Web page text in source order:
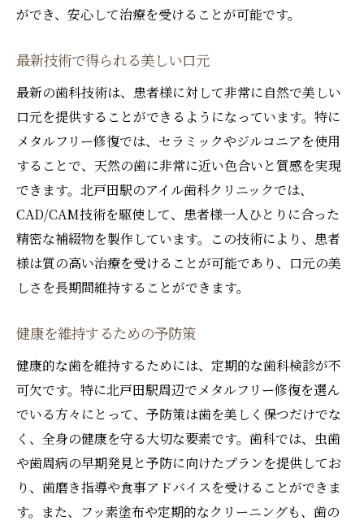
ができ、安心して治療を受けることが可能です。
最新技術で得られる美しい口元
最新の歯科技術は、患者様に対して非常に自然で美しい
口元を提供することができるようになっています。特に
メタルフリー修復では、セラミックやジルコニアを使用
することで、天然の歯に非常に近い色合いと質感を実現
できます。北戸田駅のアイル歯科クリニックでは、
CAD/CAM技術を駆使して、患者様一人ひとりに合った
精密な補綴物を製作しています。この技術により、患者
様は質の高い治療を受けることが可能であり、口元の美
しさを長期間維持することができます。
健康を維持するための予防策
健康的な歯を維持するためには、定期的な歯科検診が不
可欠です。特に北戸田駅周辺でメタルフリー修復を選ん
でいる方々にとって、予防策は歯を美しく保つだけでな
く、全身の健康を守る大切な要素です。歯科では、虫歯
や歯周病の早期発見と予防に向けたプランを提供してお
り、歯磨き指導や食事アドバイスを受けることができま
す。また、フッ素塗布や定期的なクリーニングも、歯の